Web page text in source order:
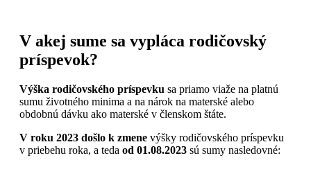
V akej sume sa vypláca rodičovský
príspevok?
Výška rodičovského príspevku sa priamo viaže na platnú
sumu životného minima a na nárok na materské alebo
obdobnú dávku ako materské v členskom štáte.
V roku 2023 došlo k zmene výšky rodičovského príspevku
v priebehu roka, a teda od 01.08.2023 sú sumy nasledovné: